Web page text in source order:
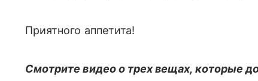
Приятного аппетита!
Смотрите видео о трех вещах, которые